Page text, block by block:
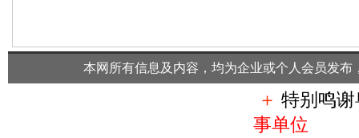
本网所有信息及内容，均为企业或个人会员发
＋ 特别鸣
事单位